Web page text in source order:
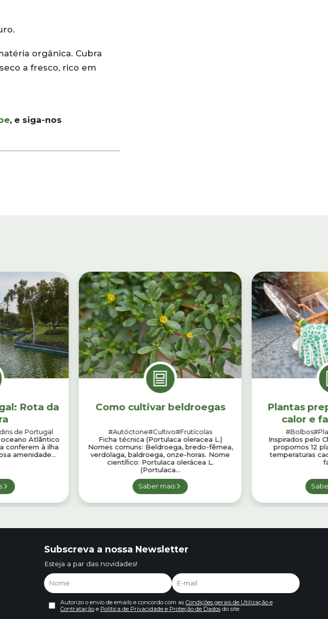
orgânica. Cubra
a fresco, rico em
, e siga-nos
Rota da
de Portugal
Atlântico
conferem à ilha
amenidade...
Como cultivar beldroegas
#Autóctone#Cultivo#Frutícolas
Ficha técnica (Portulaca oleracea L.)
Nomes comuns: Beldroega, bredo-fêmea,
verdolaga, baldroega, onze-horas. Nome
cientíﬁco: Portulaca olerácea L.
(Portulaca...
Saber mais
Plantas
calor e
#Bolbos
Inspirados pelo
propomos 12
temperaturas
Subscreva a nossa Newsletter
Esteja a par das novidades!
Autorizo o envio de emails e concordo com as Condições gerais de Utilização e
Contrataçãoe Política de Privacidade e Proteção de Dadosdo site.